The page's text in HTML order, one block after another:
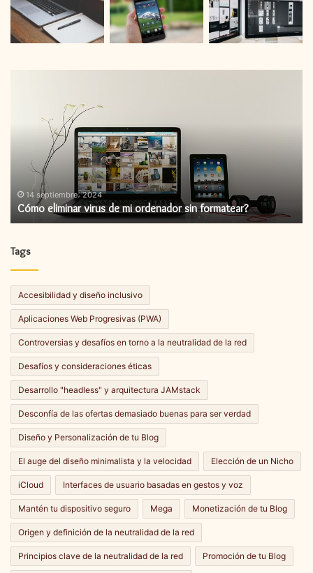
ordenador
formatear?
14 septiembre، 2024
Cómo eliminar virus de mi ordenador sin formatear?
Tags
Accesibilidad y diseño inclusivo
Aplicaciones Web Progresivas (PWA)
Controversias y desafíos en torno a la neutralidad de la red
Desafíos y consideraciones éticas
Desarrollo "headless" y arquitectura JAMstack
Desconfía de las ofertas demasiado buenas para ser verdad
Diseño y Personalización de tu Blog
El auge del diseño minimalista y la velocidad Elección de un Nicho
iCloud Interfaces de usuario basadas en gestos y voz
Mantén tu dispositivo seguro Mega Monetización de tu Blog
Origen y definición de la neutralidad de la red
Principios clave de la neutralidad de la red Promoción de tu Blog